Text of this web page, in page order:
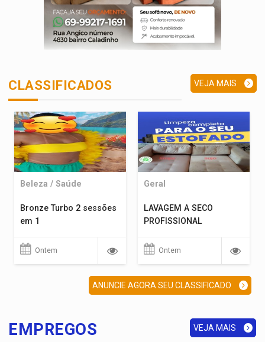
CLASSIFICADOS VEJA MAIS
Beleza / Saúde
Bronze Turbo 2 sessões
em 1
Ontem
Geral
LAVAGEM A SECO
PROFISSIONAL
Ontem
ANUNCIE AGORA SEU CLASSIFICADO
EMPREGOS VEJA MAIS